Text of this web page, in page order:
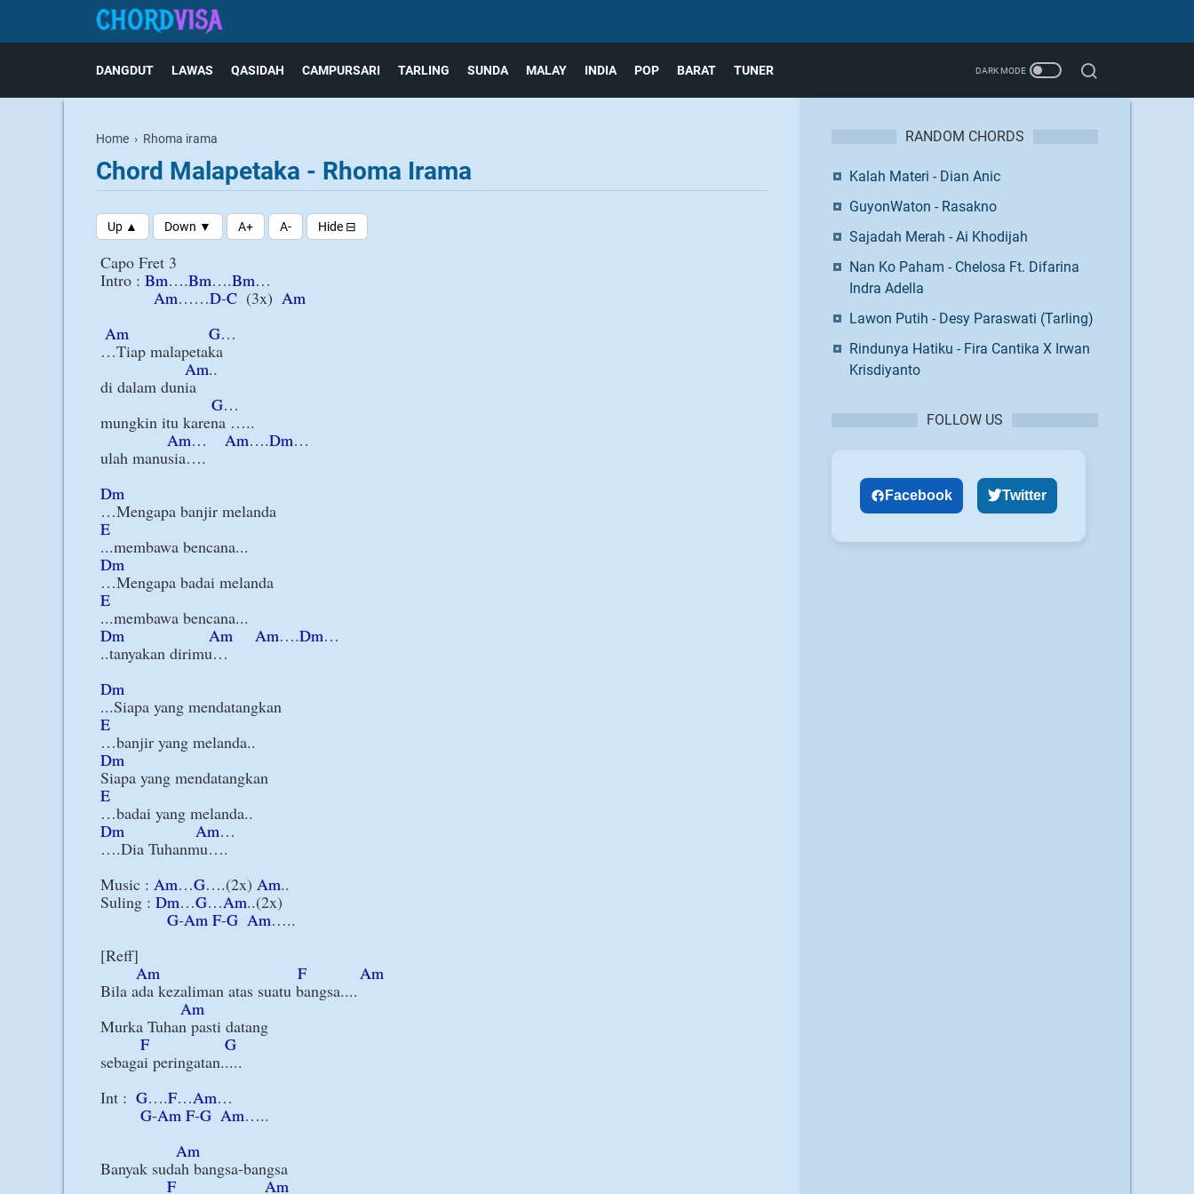
DANGDUT LAWAS QASIDAH CAMPURSARI TARLING SUNDA MALAY INDIA POP BARAT TUNER
Home › Rhoma irama
Chord Malapetaka - Rhoma Irama
Capo Fret 3
Intro : Bm….Bm….Bm…
Am……D-C
  (3x)
Am
Am
G…
…Tiap malapetaka
Am..
di dalam dunia
G…
mungkin itu karena …..
Am… Am….Dm…
ulah manusia….
Dm
E
Dm
E
Dm
Am Am….Dm…
..tanyakan dirimu…
Dm
E
Dm
E
Dm
Am…
….Dia Tuhanmu….
Music : Am…G….(2x) Am..
Suling : Dm…G…Am..(2x)
G-Am F-G Am…..
[Reff]
Am
F
Am
Bila ada kezaliman atas suatu bangsa....
Am
Murka Tuhan pasti datang
F
G
sebagai peringatan.....
Int : G….F…Am…
G-Am F-G Am…..
Am
Banyak sudah bangsa-bangsa
F
Am
RANDOM CHORDS
Kalah Materi - Dian Anic
GuyonWaton - Rasakno
Sajadah Merah - Ai Khodijah
Nan Ko Paham - Chelosa Ft. Difarina
Indra Adella
Lawon Putih - Desy Paraswati (Tarling)
Rindunya Hatiku - Fira Cantika X Irwan
Krisdiyanto
FOLLOW US
Facebook Twitter